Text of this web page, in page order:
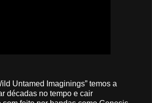
Untamed Imaginings” temos a
décadas no tempo e cair